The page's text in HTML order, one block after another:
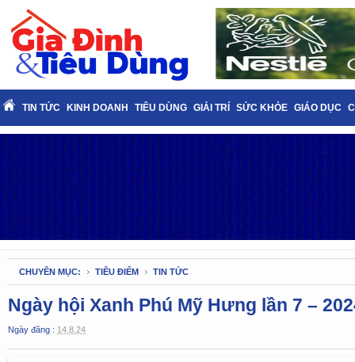
TIN TỨC KINH DOANH TIÊU DÙNG GIẢI TRÍ SỨC KHỎE GIÁO DỤC
CHUYÊN MỤC: TIÊU ĐIỂM TIN TỨC
Ngày hội Xanh Phú Mỹ Hưng lần 7 –
Ngày đăng : 14.8.24